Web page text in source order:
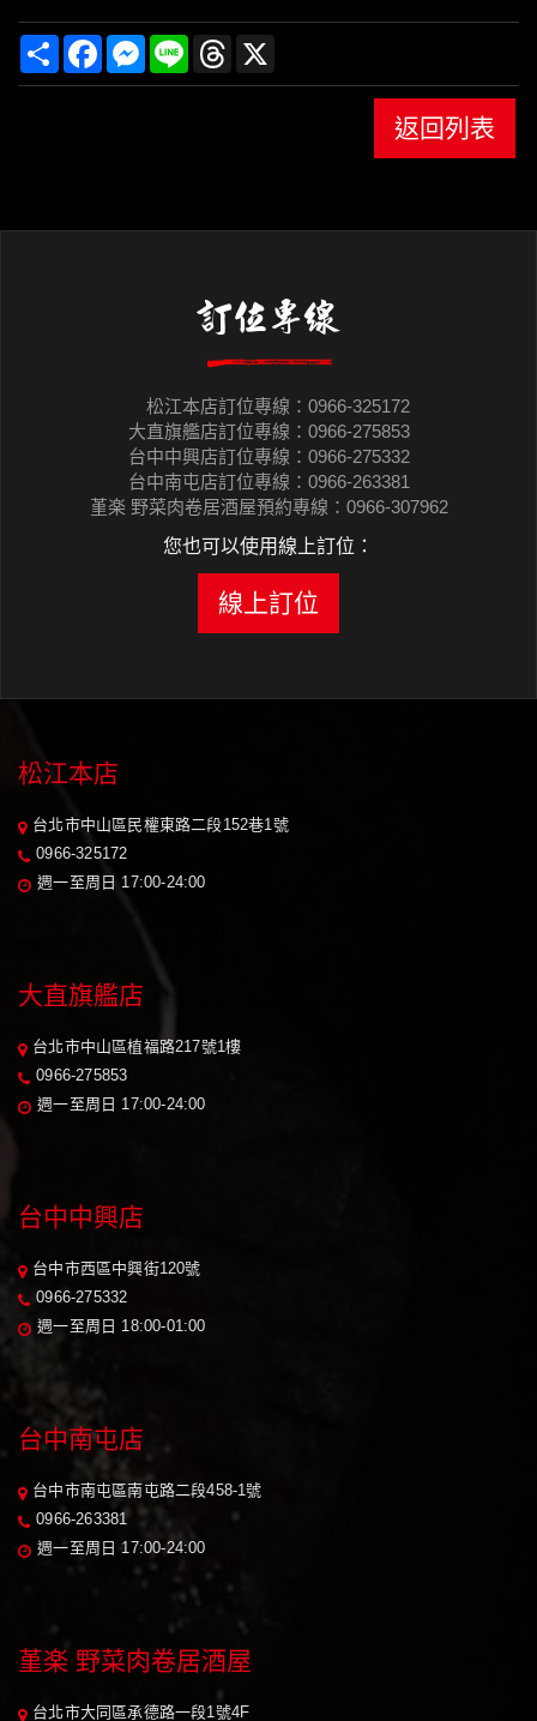
ShareFacebookMessenger
Line Threads
返回列表
訂位專線
松江本店訂位專線：0966-325172
大直旗艦店訂位專線：0966-275853
台中中興店訂位專線：0966-275332
台中南屯店訂位專線：0966-263381
堇楽 野菜肉卷居酒屋預約專線：0966-307962
您也可以使用線上訂位：
線上訂位
松江本店
台北市中山區民權東路二段152巷1號
0966-325172
週一至周日 17:00-24:00
大直旗艦店
台北市中山區植福路217號1樓
0966-275853
週一至周日 17:00-24:00
台中中興店
台中市西區中興街120號
0966-275332
週一至周日 18:00-01:00
台中南屯店
台中市南屯區南屯路二段458-1號
0966-263381
週一至周日 17:00-24:00
堇楽 野菜肉卷居酒屋
台北市大同區承德路一段1號4F